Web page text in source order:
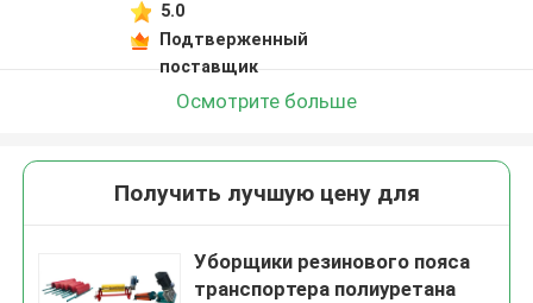
5.0
Подтверженный
поставщик
Осмотрите больше
Получить лучшую цену для
Уборщики резинового пояса
транспортера полиуретана